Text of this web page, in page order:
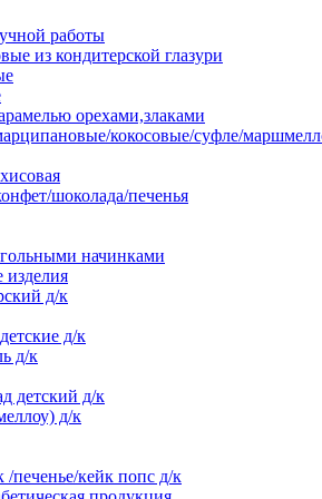
работы
из кондитерской глазури
орехами,злаками
кокосовые/суфле/
шоколада/печенья
начинками
изделия
д/к
д/к
д/к
детский д/к
д/к
печенье/кейк попс д/к